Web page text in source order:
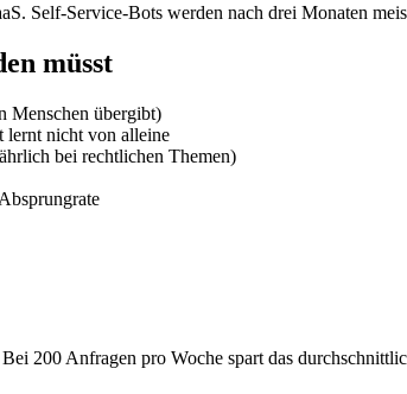
Self-Service-Bots werden nach drei Monaten
müsst
Menschen übergibt)
lernt nicht von alleine
bei rechtlichen Themen)
200 Anfragen pro Woche spart das